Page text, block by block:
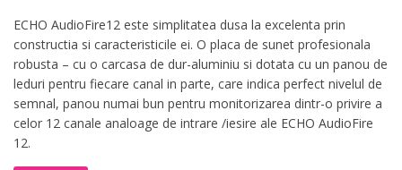
ECHO AudioFire12 este simplitatea dusa la excelenta prin
constructia si caracteristicile ei. O placa de sunet profesionala
robusta – cu o carcasa de dur-aluminiu si dotata cu un panou de
leduri pentru fiecare canal in parte, care indica perfect nivelul de
semnal, panou numai bun pentru monitorizarea dintr-o privire a
celor 12 canale analoage de intrare /iesire ale ECHO AudioFire
12.